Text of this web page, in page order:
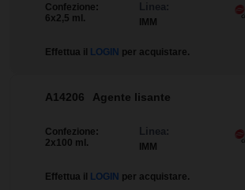
Confezione:
6x2,5 ml.
Linea:
IMM
Effettua il LOGIN per acquistare.
A14206 Agente lisante
Confezione:
2x100 ml.
Linea:
IMM
Effettua il LOGIN per acquistare.